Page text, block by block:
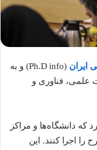
ایران
(Ph.D info) و به
علمی، فناوری و
که دانشگاه‌ها و مراکز
را اجرا کنند. این